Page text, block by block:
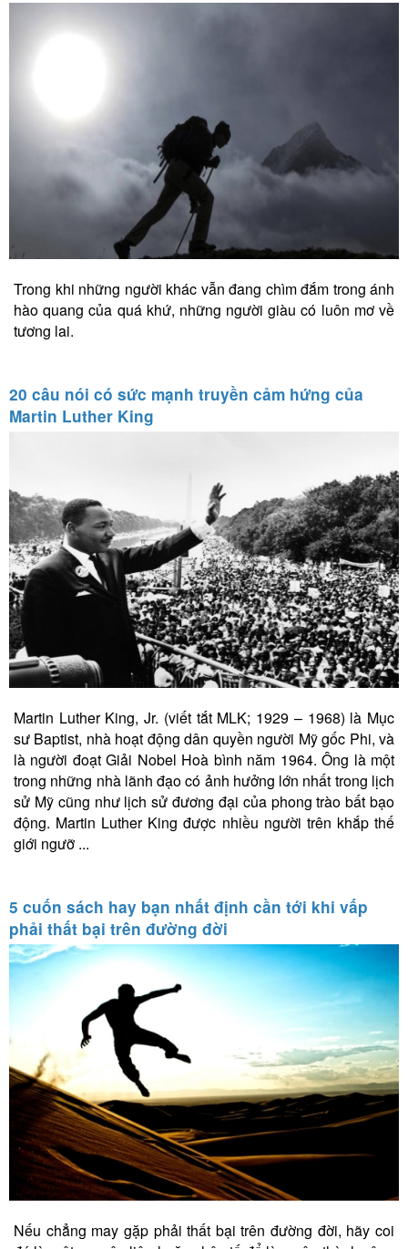
Trong khi những người khác vẫn đang chìm đắm trong ánh
hào quang của quá khứ, những người giàu có luôn mơ về
tương lai.
20 câu nói có sức mạnh truyền cảm hứng của
Martin Luther King
Martin Luther King, Jr. (viết tắt MLK; 1929 – 1968) là Mục
sư Baptist, nhà hoạt động dân quyền người Mỹ gốc Phi, và
là người đoạt Giải Nobel Hoà bình năm 1964. Ông là một
trong những nhà lãnh đạo có ảnh hưởng lớn nhất trong lịch
sử Mỹ cũng như lịch sử đương đại của phong trào bất bạo
động. Martin Luther King được nhiều người trên khắp thế
giới ngưỡ ...
5 cuốn sách hay bạn nhất định cần tới khi vấp
phải thất bại trên đường đời
Nếu chẳng may gặp phải thất bại trên đường đời, hãy coi